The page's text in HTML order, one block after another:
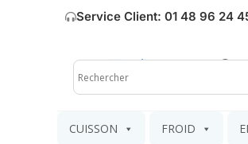
Service Client: 01 48 96 24
CUISSON FROID